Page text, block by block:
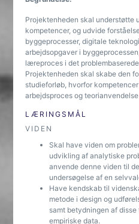
Projektenheden skal understøtte
kompetencer, og udvide
byggeprocesser, digitale
arbejdsopgaver i
læreproces i det
Projektenheden skal skabe den
studieforløb, hvorfor
arbejdsproces og
LÆRINGSMÅL
VIDEN
Skal have viden om
udvikling af analytiske
anvende denne viden til
undersøgelse af en
Have kendskab til
metode i design og
samt betydningen af
empiriske data.